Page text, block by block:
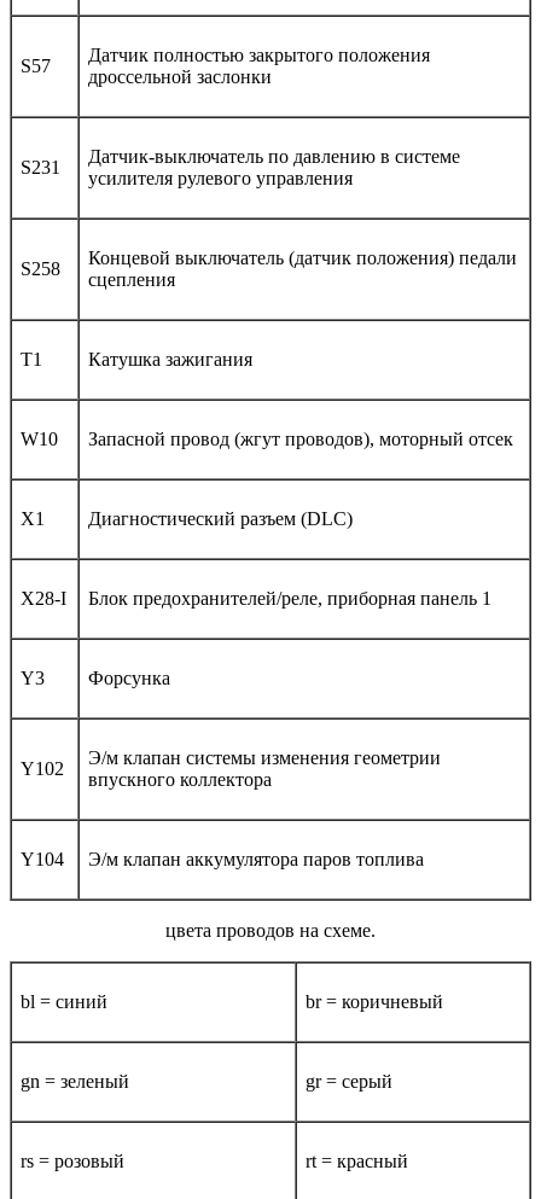
S57
Датчик полностью закрытого положения
дроссельной заслонки
S231
Датчик-выключатель по давлению в системе
усилителя рулевого управления
S258
Концевой выключатель (датчик положения) педали
сцепления
T1 Катушка зажигания
W10 Запасной провод (жгут проводов), моторный отсек
X1 Диагностический разъем (DLC)
X28-I Блок предохранителей/реле, приборная панель 1
Y3 Форсунка
Y102
Э/м клапан системы изменения геометрии
впускного коллектора
Y104 Э/м клапан аккумулятора паров топлива
цвета проводов на схеме.
bl = синий br = коричневый
gn = зеленый gr = серый
rs = розовый rt = красный